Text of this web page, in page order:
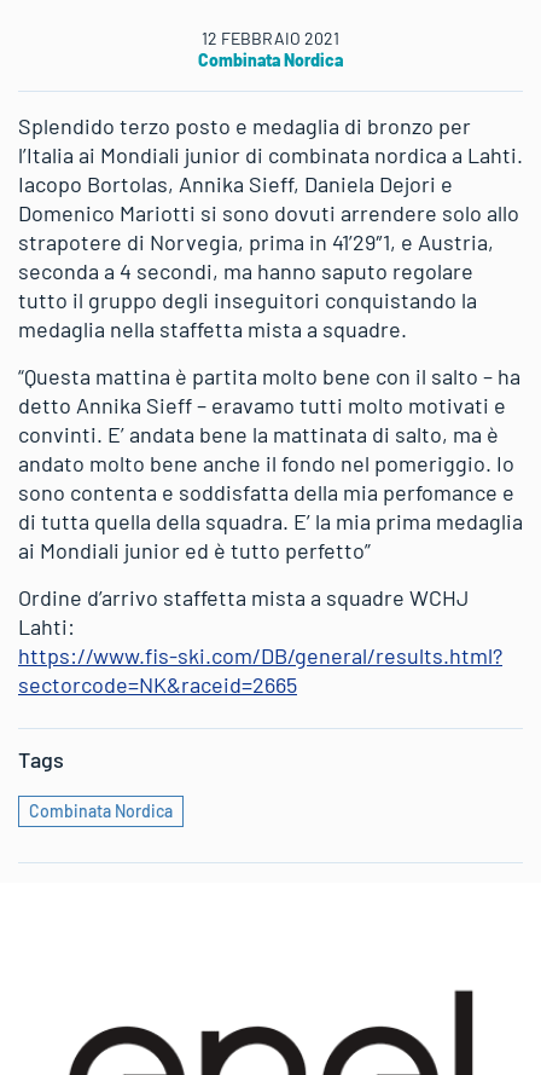
12 FEBBRAIO 2021
Combinata Nordica
Splendido terzo posto e medaglia di bronzo per
l’Italia ai Mondiali junior di combinata nordica a Lahti.
Iacopo Bortolas, Annika Sieff, Daniela Dejori e
Domenico Mariotti si sono dovuti arrendere solo allo
strapotere di Norvegia, prima in 41’29″1, e Austria,
seconda a 4 secondi, ma hanno saputo regolare
tutto il gruppo degli inseguitori conquistando la
medaglia nella staffetta mista a squadre.
“Questa mattina è partita molto bene con il salto – ha
detto Annika Sieff – eravamo tutti molto motivati e
convinti. E’ andata bene la mattinata di salto, ma è
andato molto bene anche il fondo nel pomeriggio. Io
sono contenta e soddisfatta della mia perfomance e
di tutta quella della squadra. E’ la mia prima medaglia
ai Mondiali junior ed è tutto perfetto”
Ordine d’arrivo staffetta mista a squadre WCHJ
Lahti:
https://www.fis-ski.com/DB/general/results.html?
sectorcode=NK&raceid=2665
Tags
Combinata Nordica